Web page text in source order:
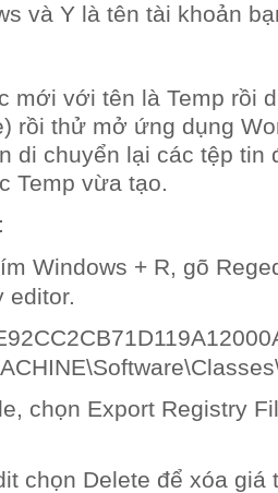
và Y là tên tài khoản
mới với tên là Temp rồi
rồi thử mở ứng dụng
di chuyển lại các tệp tin
Temp vừa tạo.
Windows + R, gõ
editor.
chọn Export Registry
chọn Delete để xóa giá